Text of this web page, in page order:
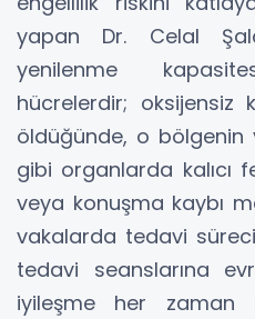
yapan Dr. Celal
yenilenme
hücrelerdir;
öldüğünde, o
gibi organlarda kalıcı
veya konuşma kaybı
vakalarda tedavi
tedavi seanslarına
iyileşme her zaman